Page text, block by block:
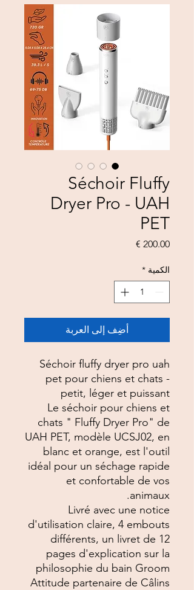
Séchoir Fluffy
Dryer Pro - UAH
PET
السعر
الكمية *
أضِف إلى العربة
Séchoir fluffy dryer pro uah
pet pour chiens et chats -
petit, léger et puissant
Le séchoir pour chiens et
chats " Fluffy Dryer Pro" de
UAH PET, modèle UCSJ02, en
blanc et orange, est l'outil
idéal pour un séchage rapide
et confortable de vos
animaux.
Livré avec une notice
d'utilisation claire, 4 embouts
différents, un livret de 12
pages d'explication sur la
philosophie du bain Groom
Attitude partenaire de Câlins